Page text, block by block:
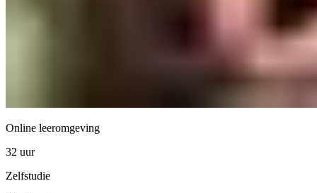
Online leeromgeving
32 uur
Zelfstudie